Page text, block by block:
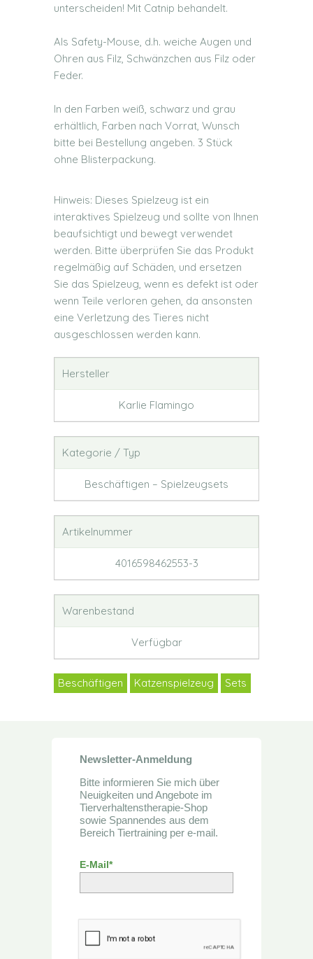
unterscheiden! Mit Catnip behandelt.
Als Safety-Mouse, d.h. weiche Augen und
Ohren aus Filz, Schwänzchen aus Filz oder
Feder.
In den Farben weiß, schwarz und grau
erhältlich, Farben nach Vorrat, Wunsch
bitte bei Bestellung angeben. 3 Stück
ohne Blisterpackung.
Hinweis: Dieses Spielzeug ist ein
interaktives Spielzeug und sollte von Ihnen
beaufsichtigt und bewegt verwendet
werden. Bitte überprüfen Sie das Produkt
regelmäßig auf Schäden, und ersetzen
Sie das Spielzeug, wenn es defekt ist oder
wenn Teile verloren gehen, da ansonsten
eine Verletzung des Tieres nicht
ausgeschlossen werden kann.
Hersteller
Karlie Flamingo
Kategorie / Typ
Beschäftigen – Spielzeugsets
Artikelnummer
4016598462553-3
Warenbestand
Verfügbar
Beschäftigen Katzenspielzeug Sets
Newsletter-Anmeldung
Bitte informieren Sie mich über
Neuigkeiten und Angebote im
Tierverhaltenstherapie-Shop
sowie Spannendes aus dem
Bereich Tiertraining per e-mail.
E-Mail*